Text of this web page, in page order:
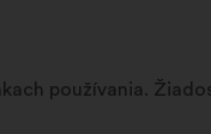
používania.